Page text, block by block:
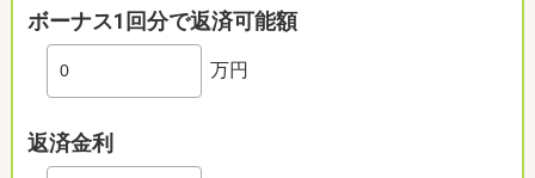
ボーナス1回分で返済可能額
万円
返済金利